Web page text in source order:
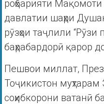
роҳбарияти
давлатии шаҳри
рӯзҳои таҷлили
баҳрабардорӣ қарор
Пешвои миллат,
Тоҷикистон
соҳибкорони ватанӣ